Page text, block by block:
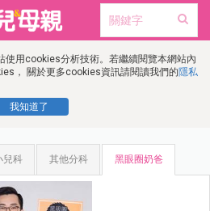
使用cookies分析技術。若繼續閱覽本網站內
， 關於更多cookies資訊請閱讀我們的隱私
我知道了
兒科 其他分科 黑眼圈奶爸